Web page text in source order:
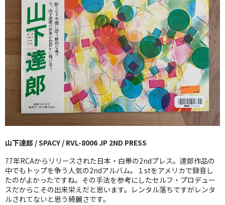
New Arrivals
新譜
GG RECORD （当店のレーベル）
全商品
JAZZ-US
BLUE NOTE
JAZZ-EU
JAZZ-JP
JAZZ-VOCAL
山下達郎 / SPACY / RVL-8006 JP 2ND PRESS
77年RCAからリリースされた日本・白帯の2ndプレス。達郎作品の
中でもトップを争う人気の2ndアルバム。１stをアメリカで録音し
たのがよかったですね。その手法を参考にしたセルフ・プロデュー
スだからこその出来栄えだと思います。レンタル落ちですがレンタ
ルされてないと思う綺麗さです。